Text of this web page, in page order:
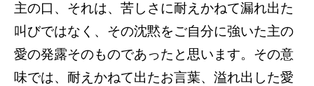
主の口、それは、苦しさに耐えかねて漏れ出た
叫びではなく、その沈黙をご自分に強いた主の
愛の発露そのものであったと思います。その意
味では、耐えかねて出たお言葉、溢れ出した愛